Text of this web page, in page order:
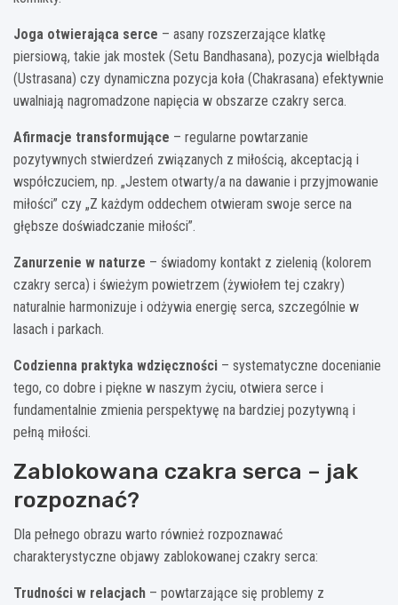
Joga otwierająca serce – asany rozszerzające klatkę
piersiową, takie jak mostek (Setu Bandhasana), pozycja wielbłąda
(Ustrasana) czy dynamiczna pozycja koła (Chakrasana) efektywnie
uwalniają nagromadzone napięcia w obszarze czakry serca.
Afirmacje transformujące – regularne powtarzanie
pozytywnych stwierdzeń związanych z miłością, akceptacją i
współczuciem, np. „Jestem otwarty/a na dawanie i przyjmowanie
miłości” czy „Z każdym oddechem otwieram swoje serce na
głębsze doświadczanie miłości”.
Zanurzenie w naturze – świadomy kontakt z zielenią (kolorem
czakry serca) i świeżym powietrzem (żywiołem tej czakry)
naturalnie harmonizuje i odżywia energię serca, szczególnie w
lasach i parkach.
Codzienna praktyka wdzięczności – systematyczne docenianie
tego, co dobre i piękne w naszym życiu, otwiera serce i
fundamentalnie zmienia perspektywę na bardziej pozytywną i
pełną miłości.
Zablokowana czakra serca – jak
rozpoznać?
Dla pełnego obrazu warto również rozpoznawać
charakterystyczne objawy zablokowanej czakry serca:
Trudności w relacjach – powtarzające się problemy z